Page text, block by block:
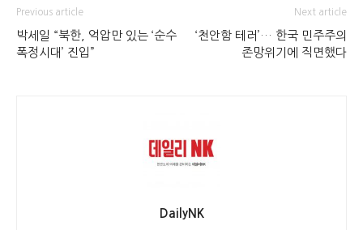
Previous article
박세일 “북한, 억압만 있는 ‘순수
폭정시대’ 진입”
Next article
‘천안함 테러’… 한국 민주주의
존망위기에 직면했다
DailyNK